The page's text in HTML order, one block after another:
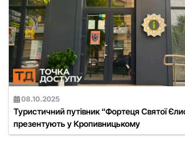
08.10.2025
Туристичний путівник “Фортеця Святої
презентують у Кропивницькому